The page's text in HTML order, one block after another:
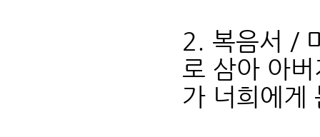
2. 복음서 /
로 삼아 아
가 너희에게